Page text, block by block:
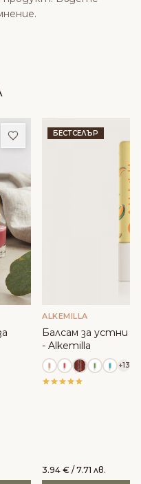
Добави в любими
БЕСТСЕЛЪР
ALKEMILLA
Балсам за устни с
- Alkemilla
+13
3.94 € / 7.71 лв.